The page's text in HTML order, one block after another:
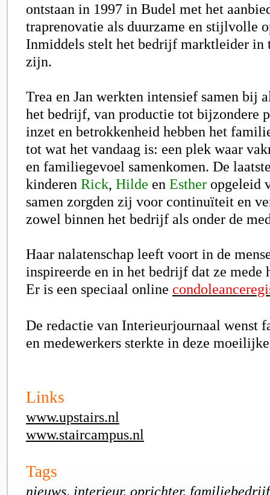
ontstaan in 1997 in Budel met het
traprenovatie als duurzame en stijlvolle
Inmiddels stelt het bedrijf marktleider in
zijn.
Trea en Jan werkten intensief samen bij
het bedrijf, van productie tot bijzondere
inzet en betrokkenheid hebben het
tot wat het vandaag is: een plek waar
en familiegevoel samenkomen. De
kinderen Rick, Hilde en Esther opgeleid
samen zorgden zij voor continuïteit en
zowel binnen het bedrijf als onder de
Haar nalatenschap leeft voort in de
inspireerde en in het bedrijf dat ze mede
Er is een speciaal online
De redactie van Interieurjournaal wenst
en medewerkers sterkte in deze
Links
www.upstairs.nl
www.staircampus.nl
Tags
nieuws, interieur, oprichter,